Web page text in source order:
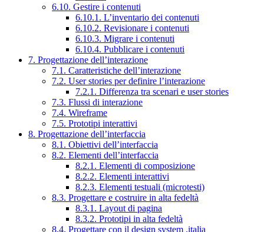
6.10. Gestire i contenuti
6.10.1. L’inventario dei contenuti
6.10.2. Revisionare i contenuti
6.10.3. Migrare i contenuti
6.10.4. Pubblicare i contenuti
7. Progettazione dell’interazione
7.1. Caratteristiche dell’interazione
7.2. User stories per definire l’interazione
7.2.1. Differenza tra scenari e user stories
7.3. Flussi di interazione
7.4. Wireframe
7.5. Prototipi interattivi
8. Progettazione dell’interfaccia
8.1. Obiettivi dell’interfaccia
8.2. Elementi dell’interfaccia
8.2.1. Elementi di composizione
8.2.2. Elementi interattivi
8.2.3. Elementi testuali (microtesti)
8.3. Progettare e costruire in alta fedeltà
8.3.1. Layout di pagina
8.3.2. Prototipi in alta fedeltà
8.4. Progettare con il design system .italia